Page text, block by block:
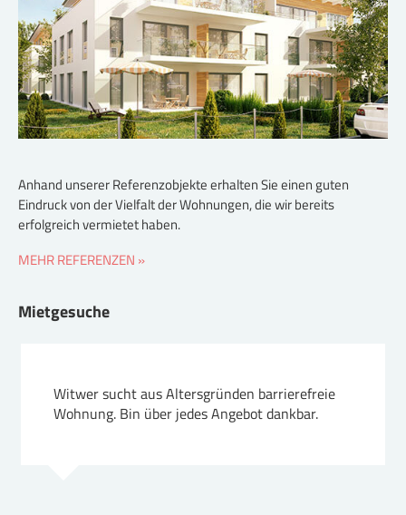
Anhand unserer Referenzobjekte erhalten Sie einen guten
Eindruck von der Vielfalt der Wohnungen, die wir bereits
erfolgreich vermietet haben.
MEHR REFERENZEN »
Mietgesuche
Witwer sucht aus Altersgründen barrierefreie
Wohnung. Bin über jedes Angebot dankbar.